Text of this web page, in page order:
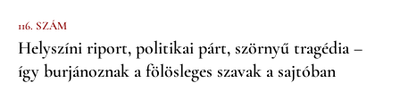
116. SZÁM
Helyszíni riport, politikai párt, szörnyű tragédia –
így burjánoznak a fölösleges szavak a sajtóban